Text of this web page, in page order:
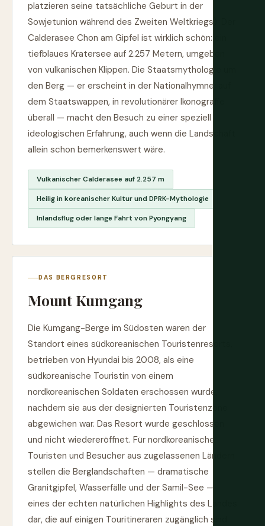
platzieren seine tatsächliche Geburt in der
Sowjetunion während des Zweiten Weltkriegs). Der
Calderasee Chon am Gipfel ist wirklich schön: ein
tiefblaues Kratersee auf 2.257 Metern, umgeben
von vulkanischen Klippen. Die Staatsmythologie um
den Berg — er erscheint in der Nationalhymne, auf
dem Staatswappen, in revolutionärer Ikonografie
überall — macht den Besuch zu einer speziell
ideologischen Erfahrung, auch wenn die Landschaft
allein schon bemerkenswert wäre.
Vulkanischer Calderasee auf 2.257 m
Heilig in koreanischer Kultur und DPRK-Mythologie
Inlandsflug oder lange Fahrt von Pyongyang
DAS BERGRESORT
Mount Kumgang
Die Kumgang-Berge im Südosten waren der
Standort eines südkoreanischen Touristenresorts,
betrieben von Hyundai bis 2008, als eine
südkoreanische Touristin von einem
nordkoreanischen Soldaten erschossen wurde,
nachdem sie aus der designierten Touristenzone
abgewichen war. Das Resort wurde geschlossen
und nicht wiedereröffnet. Für nordkoreanische
Touristen und Besucher aus zugelassenen Ländern
stellen die Berglandschaften — dramatische
Granitgipfel, Wasserfälle und der Samil-See —
eines der echten natürlichen Highlights des Landes
dar, die auf einigen Touritineraren zugänglich sind.